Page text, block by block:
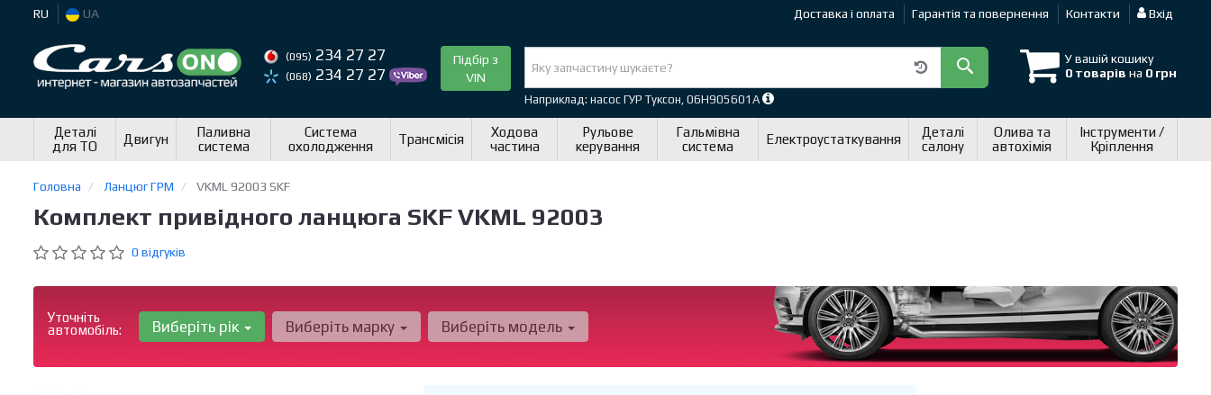
RU UA Доставка і оплата Гарантія та повернення Контакти Вхід
(095) 234 27 27
(068) 234 27 27
Підбір з
VIN
У вашій кошику
0 товарів на 0 грн
Наприклад: насос ГУР Туксон, 06H905601A
Деталі
для ТО
Двигун
Паливна
система
Система
охолодження
Трансмісія
Ходова
частина
Рульове
керування
Гальмівна
система
Електроустаткування
Деталі
салону
Олива та
автохімія
Інструменти /
Кріплення
Головна Ланцюг ГРМ VKML 92003 SKF
Комплект привідного ланцюга SKF VKML 92003
0 відгуків
Уточніть
автомобіль:
Виберіть рік Виберіть марку Виберіть модель